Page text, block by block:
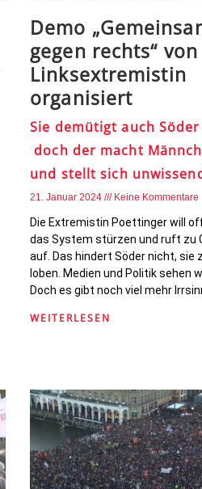
Demo
gegen rechts“ von
Linksextremistin
organisiert
Sie demütigt auch Söder
doch der macht
und stellt sich
21. Januar 2024 Keine Kommentare
Die Extremistin Poettinger will
das System stürzen und ruft zu
auf. Das hindert Söder nicht, sie
loben. Medien und Politik sehen
Doch es gibt noch viel mehr
WEITERLESEN